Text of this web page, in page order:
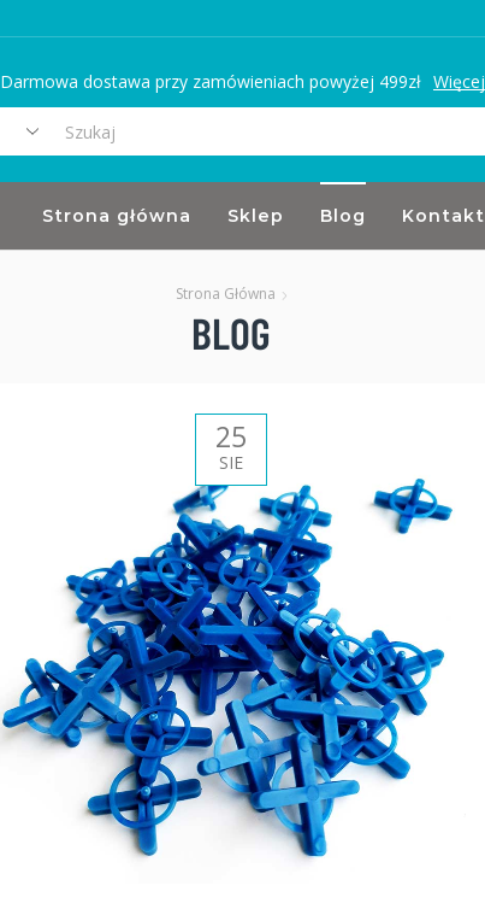
Darmowa dostawa przy zamówieniach powyżej 499zł Więcej
Strona główna Sklep Blog Kontakt
Strona Główna
BLOG
25
SIE